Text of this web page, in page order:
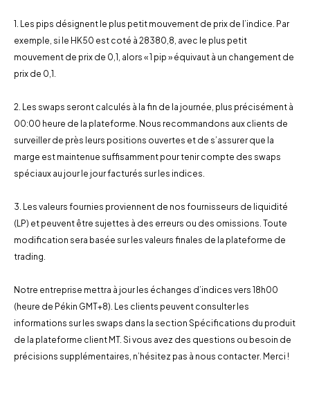
1. Les pips désignent le plus petit mouvement de prix de l’indice. Par
exemple, si le HK50 est coté à 28380,8, avec le plus petit
mouvement de prix de 0,1, alors « 1 pip » équivaut à un changement de
prix de 0,1.
2. Les swaps seront calculés à la fin de la journée, plus précisément à
00:00 heure de la plateforme. Nous recommandons aux clients de
surveiller de près leurs positions ouvertes et de s’assurer que la
marge est maintenue suffisamment pour tenir compte des swaps
spéciaux au jour le jour facturés sur les indices.
3. Les valeurs fournies proviennent de nos fournisseurs de liquidité
(LP) et peuvent être sujettes à des erreurs ou des omissions. Toute
modification sera basée sur les valeurs finales de la plateforme de
trading.
Notre entreprise mettra à jour les échanges d’indices vers 18h00
(heure de Pékin GMT+8). Les clients peuvent consulter les
informations sur les swaps dans la section Spécifications du produit
de la plateforme client MT. Si vous avez des questions ou besoin de
précisions supplémentaires, n’hésitez pas à nous contacter. Merci !